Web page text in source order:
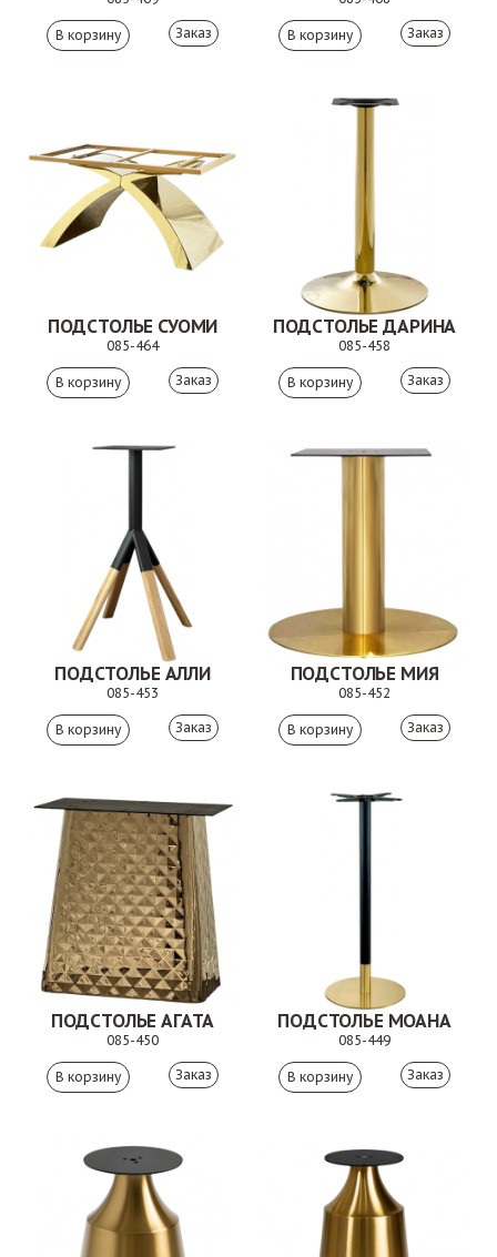
Заказ Заказ
ПОДСТОЛЬЕ СУОМИ
085-464
Заказ
ПОДСТОЛЬЕ ДАРИНА
085-458
Заказ
ПОДСТОЛЬЕ АЛЛИ
085-453
Заказ
ПОДСТОЛЬЕ МИЯ
085-452
Заказ
ПОДСТОЛЬЕ АГАТА
085-450
Заказ
ПОДСТОЛЬЕ МОАНА
085-449
Заказ